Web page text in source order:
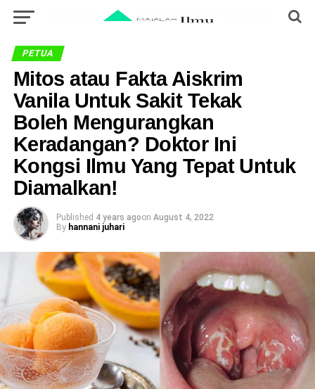
PETUA
Mitos atau Fakta Aiskrim
Vanila Untuk Sakit Tekak
Boleh Mengurangkan
Keradangan? Doktor Ini
Kongsi Ilmu Yang Tepat Untuk
Diamalkan!
Published 4 years agoon August 4, 2022
By hannani juhari